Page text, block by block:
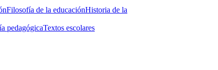
Filosofía de la educaciónHistoria de la
pedagógicaTextos escolares